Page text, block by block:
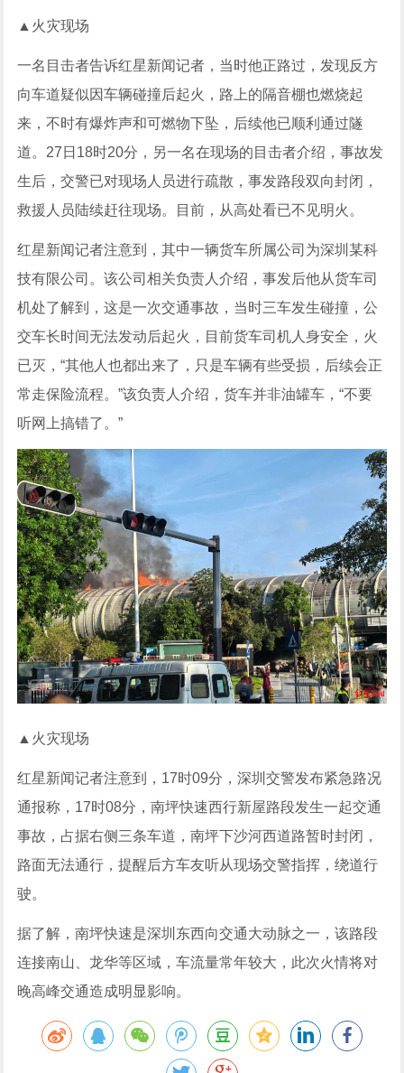
▲火灾现场
一名目击者告诉红星新闻记者，当时他正路过，发现反方
向车道疑似因车辆碰撞后起火，路上的隔音棚也燃烧起
来，不时有爆炸声和可燃物下坠，后续他已顺利通过隧
道。27日18时20分，另一名在现场的目击者介绍，事故发
生后，交警已对现场人员进行疏散，事发路段双向封闭，
救援人员陆续赶往现场。目前，从高处看已不见明火。
红星新闻记者注意到，其中一辆货车所属公司为深圳某科
技有限公司。该公司相关负责人介绍，事发后他从货车司
机处了解到，这是一次交通事故，当时三车发生碰撞，公
交车长时间无法发动后起火，目前货车司机人身安全，火
已灭，“其他人也都出来了，只是车辆有些受损，后续会正
常走保险流程。”该负责人介绍，货车并非油罐车，“不要
听网上搞错了。”
▲火灾现场
红星新闻记者注意到，17时09分，深圳交警发布紧急路况
通报称，17时08分，南坪快速西行新屋路段发生一起交通
事故，占据右侧三条车道，南坪下沙河西道路暂时封闭，
路面无法通行，提醒后方车友听从现场交警指挥，绕道行
驶。
据了解，南坪快速是深圳东西向交通大动脉之一，该路段
连接南山、龙华等区域，车流量常年较大，此次火情将对
晚高峰交通造成明显影响。